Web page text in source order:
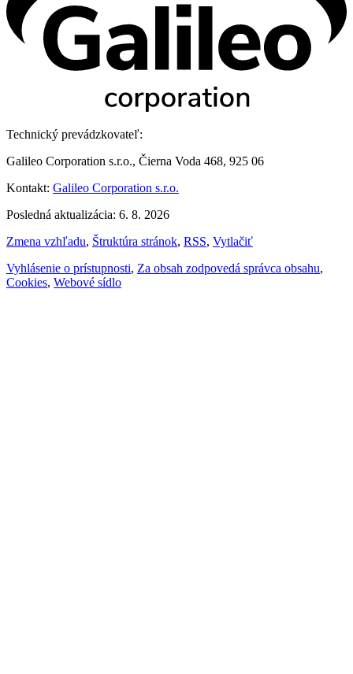
Technický prevádzkovateľ:
Galileo Corporation s.r.o., Čierna Voda 468, 925 06
Kontakt: Galileo Corporation s.r.o.
Posledná aktualizácia: 6. 8. 2026
Zmena vzhľadu, Štruktúra stránok, RSS, Vytlačiť
Vyhlásenie o prístupnosti, Za obsah zodpovedá správca obsahu,
Cookies, Webové sídlo